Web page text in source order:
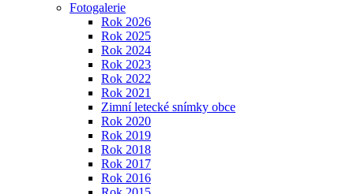
Fotogalerie
Rok 2026
Rok 2025
Rok 2024
Rok 2023
Rok 2022
Rok 2021
Zimní letecké snímky obce
Rok 2020
Rok 2019
Rok 2018
Rok 2017
Rok 2016